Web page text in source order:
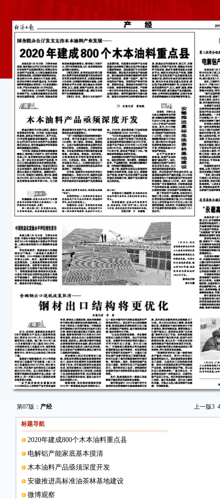
第07版： 产经 上一版3 4
标题导航
2020年建成800个木本油料重点县
电解铝产能家底基本摸清
木本油料产品亟须深度开发
安徽推进高标准油茶林基地建设
微博观察